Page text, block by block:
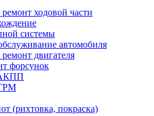
ходовой части
системы
автомобиля
двигателя
форсунок
АКПП
(рихтовка, покраска)